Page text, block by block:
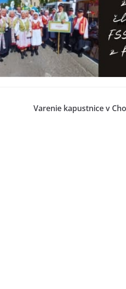
Varenie kapustnice v